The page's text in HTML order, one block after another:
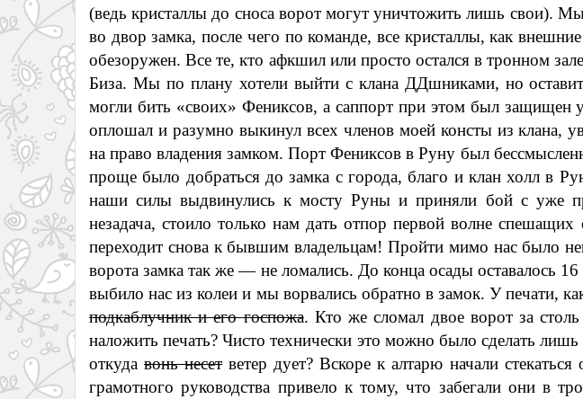
(ведь кристаллы до сноса ворот могут уничтожить лишь свои).
во двор замка, после чего по команде, все кристаллы, как
обезоружен. Все те, кто афкшил или просто остался в тронном
Биза. Мы по плану хотели выйти с клана ДДшниками, но
могли бить «своих» Фениксов, а саппорт при этом был
оплошал и разумно выкинул всех членов моей консты из клана,
на право владения замком. Порт Фениксов в Руну был
проще было добраться до замка с города, благо и клан холл в
наши силы выдвинулись к мосту Руны и приняли бой с уже
незадача, стоило только нам дать отпор первой волне
переходит снова к бывшим владельцам! Пройти мимо нас было
ворота замка так же — не ломались. До конца осады оставалось
выбило нас из колеи и мы ворвались обратно в замок. У печати,
подкаблучник и его госпожа. Кто же сломал двое ворот за
наложить печать? Чисто технически это можно было сделать
откудавонь несетветер дует? Вскоре к алтарю начали
грамотного руководства привело к тому, что забегали они в